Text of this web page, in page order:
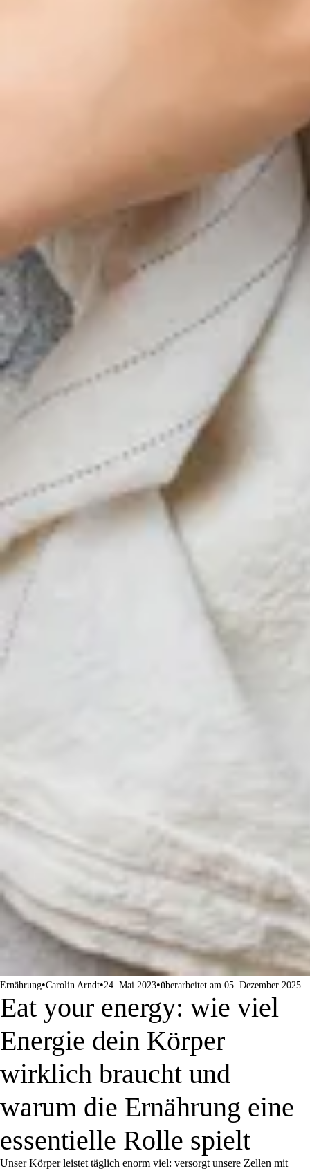
Ernährung•Carolin Arndt•24. Mai 2023•überarbeitet am 05. Dezember 2025
Eat your energy: wie viel
Energie dein Körper
wirklich braucht und
warum die Ernährung eine
essentielle Rolle spielt
Unser Körper leistet täglich enorm viel: versorgt unsere Zellen mit